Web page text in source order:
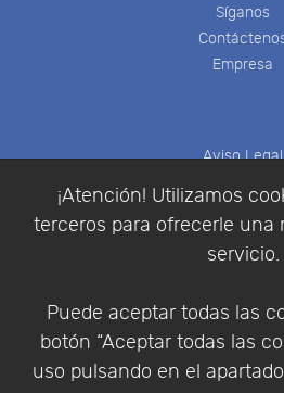
¡Atención! Utilizamos
terceros para ofrecerle una
servicio.
Puede aceptar todas las
botón “Aceptar todas las
uso pulsando en el
Síganos
Empresa
Aviso Legal
Política de
Condiciones de
Identificarse